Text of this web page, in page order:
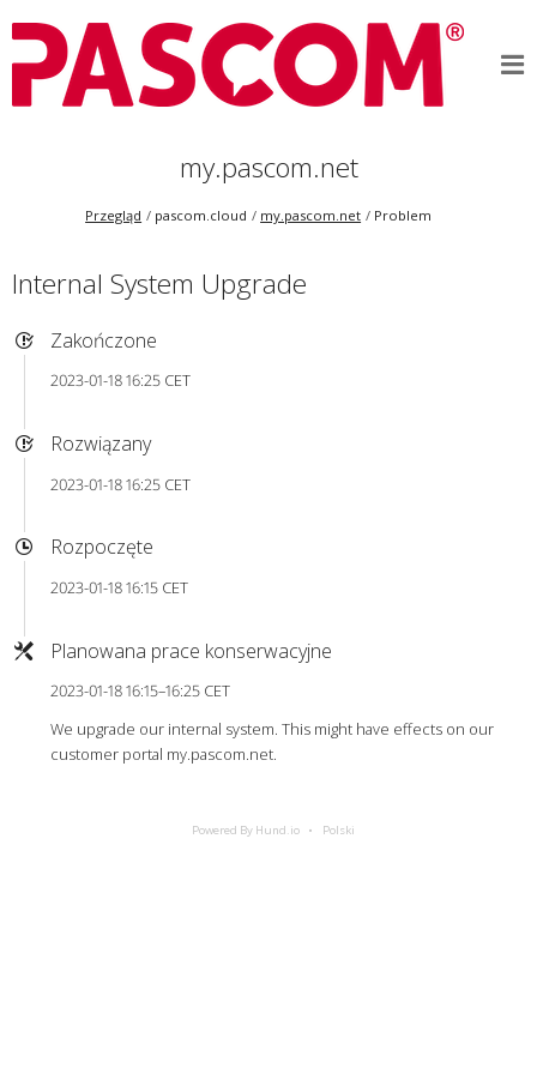
my.pascom.net
Przegląd pascom.cloud my.pascom.net Problem
Internal System Upgrade
Zakończone
2023-01-18 16:25 CET
Rozwiązany
2023-01-18 16:25 CET
Rozpoczęte
2023-01-18 16:15 CET
Planowana prace konserwacyjne
2023-01-18 16:15–16:25 CET
We upgrade our internal system. This might have effects on our
customer portal my.pascom.net.
Powered By Hund.io Polski